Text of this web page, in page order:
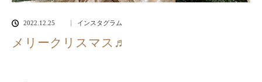
2022.12.25 インスタグラム
メリークリスマス♬